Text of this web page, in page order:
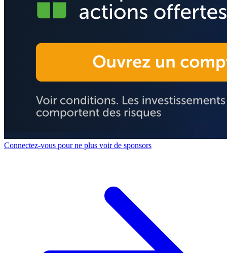
Connectez-vous pour ne plus voir de sponsors